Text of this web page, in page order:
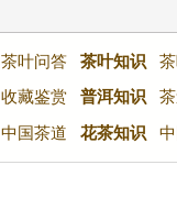
茶叶问答 茶叶知识
收藏鉴赏 普洱知识
中国茶道 花茶知识